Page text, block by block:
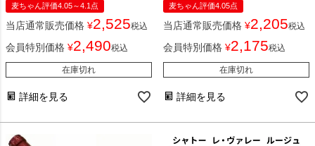
麦ちゃん評価4.05～4.1点
当店通常販売価格 ¥2,525税込
会員特別価格 ¥2,490税込
在庫切れ
詳細を見る
麦ちゃん評価4.05点
当店通常販売価格 ¥2,205税込
会員特別価格 ¥2,175税込
在庫切れ
詳細を見る